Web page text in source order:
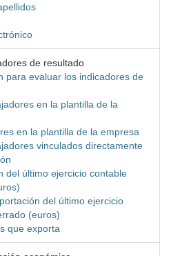
de resultado
para evaluar los indicadores de
en la plantilla de la
en la plantilla de la empresa
vinculados directamente
del último ejercicio contable
del último ejercicio
(euros)
que exporta